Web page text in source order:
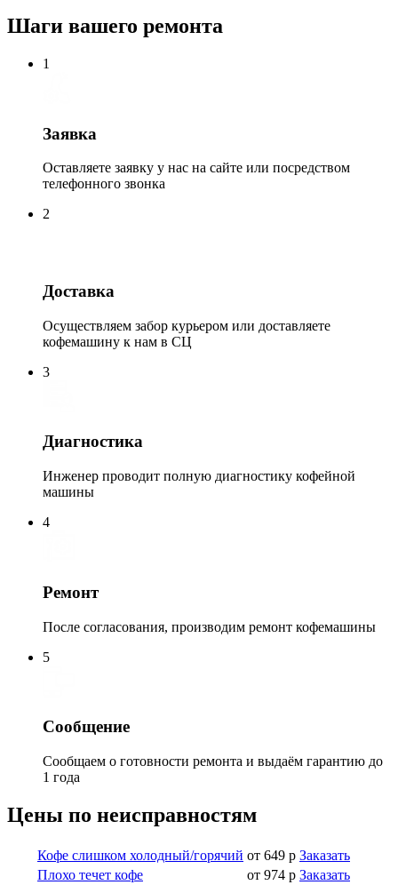
Шаги вашего ремонта
1
Заявка
Оставляете заявку у нас на сайте или посредством
телефонного звонка
2
Доставка
Осуществляем забор курьером или доставляете
кофемашину к нам в СЦ
3
Диагностика
Инженер проводит полную диагностику кофейной
машины
4
Ремонт
После согласования, производим ремонт кофемашины
5
Сообщение
Сообщаем о готовности ремонта и выдаём гарантию до
1 года
Цены по неисправностям
Кофе слишком холодный/горячий от 649 р Заказать
Плохо течет кофе
от 974 р Заказать